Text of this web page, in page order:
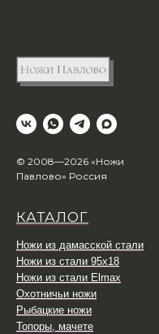
© 2008—2026 «Ножи
Павлово» Россия
КАТАЛОГ
Ножи из дамасской стали
Ножи из стали 95х18
Ножи из стали Elmax
Охотничьи ножи
Рыбацкие ножи
Топоры, мачете